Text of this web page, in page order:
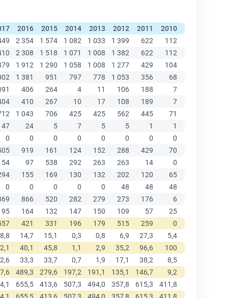
2016 2015 2014 2013 2012 2011 2010